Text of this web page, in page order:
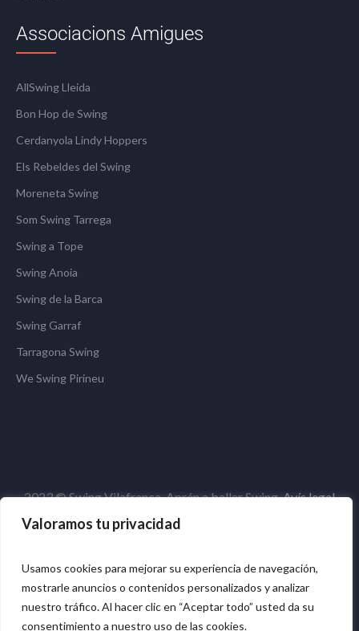
Valoramos tu privacidad
Usamos cookies para mejorar su experiencia de navegación,
mostrarle anuncios o contenidos personalizados y analizar
nuestro tráfico. Al hacer clic en “Aceptar todo” usted da su
consentimiento a nuestro uso de las cookies.
Associacions Amigues
AllSwing Lleida
Bon Hop de Swing
Cerdanyola Lindy Hoppers
Els Rebeldes del Swing
Moreneta Swing
Som Swing Tarrega
Swing a Tope
Swing Anoia
Swing de la Barca
Swing Garraf
Tarragona Swing
We Swing Pirineu
2023 © Swing Vilafranca. Aprén a ballar Swing.Avís legal